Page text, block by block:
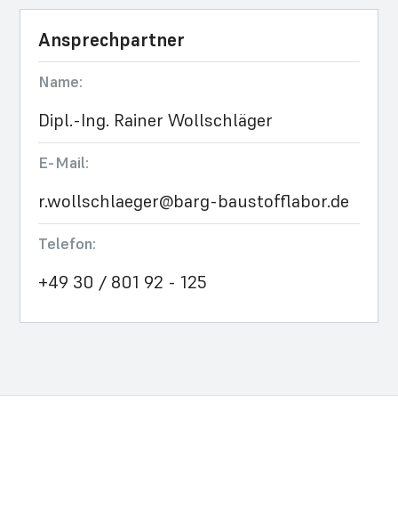
Ansprechpartner
Name:
Dipl.-Ing. Rainer Wollschläger
E-Mail:
r.wollschlaeger@barg-baustofflabor.de
Telefon:
+49 30 / 801 92 - 125